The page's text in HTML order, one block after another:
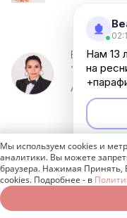
Ведущий
«Академии
Аннет
Нам 13
на
Мы используем cookies и
аналитики. Вы можете
браузера. Нажимая Принять,
cookies. Подробнее - в